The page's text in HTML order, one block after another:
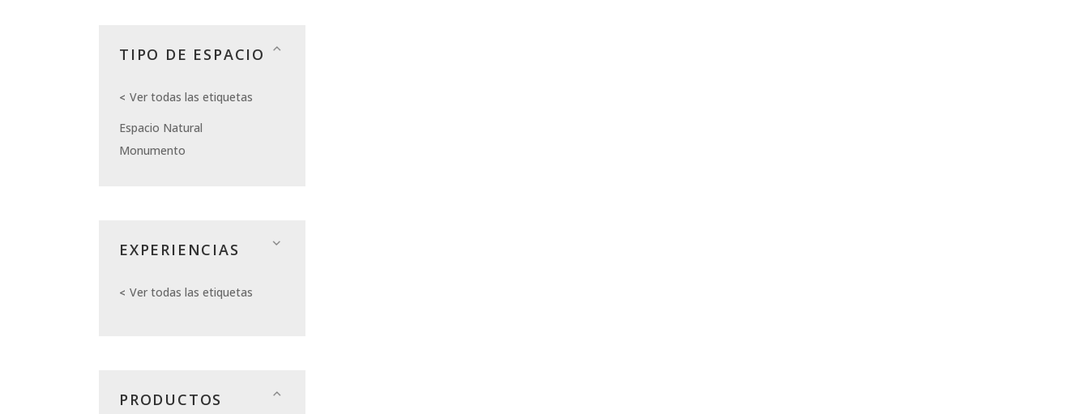
TIPO DE ESPACIO
Ver todas las etiquetas
Espacio Natural
Monumento
EXPERIENCIAS
Ver todas las etiquetas
PRODUCTOS